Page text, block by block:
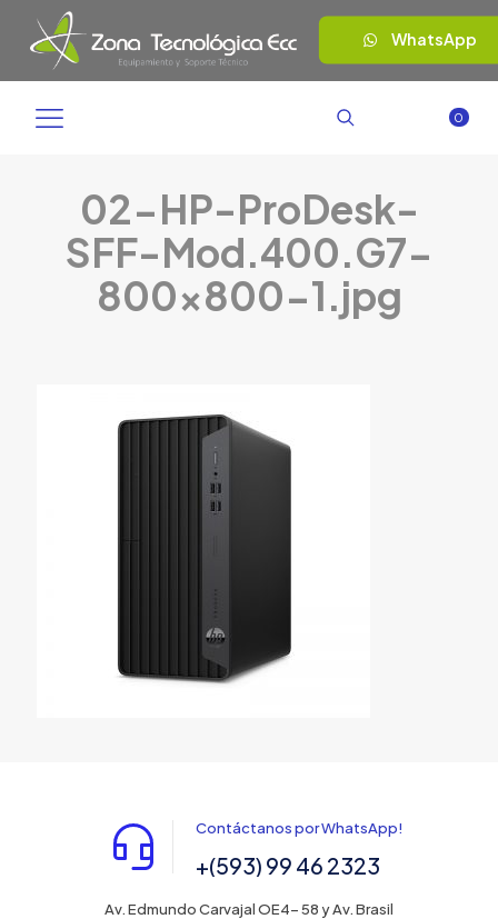
WhatsApp
0
02-HP-ProDesk-
SFF-Mod.400.G7-
800×800-1.jpg
Contáctanos por WhatsApp!
+(593) 99 46 2323
Av. Edmundo Carvajal OE4- 58 y Av. Brasil